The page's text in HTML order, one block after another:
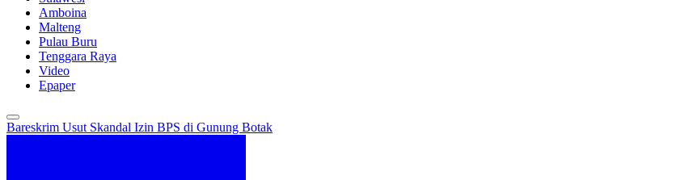
Amboina
Malteng
Pulau Buru
Tenggara Raya
Video
Epaper
Bareskrim Usut Skandal Izin BPS di Gunung Botak